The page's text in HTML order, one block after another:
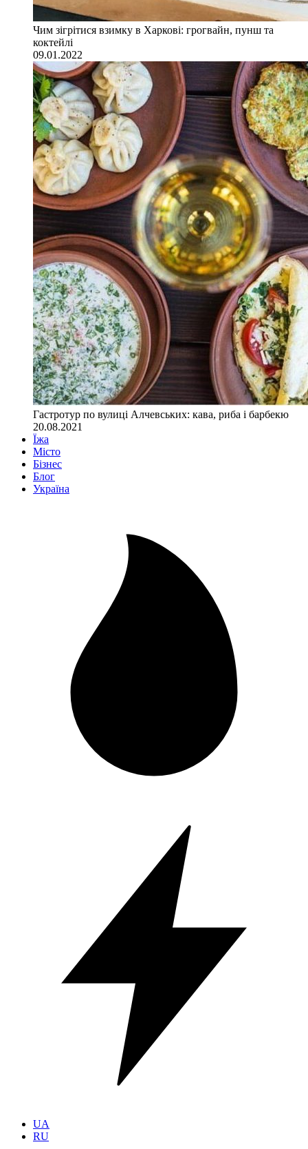
Чим зігрітися взимку в Харкові: грогвайн, пунш та
коктейлі
09.01.2022
Гастротур по вулиці Алчевських: кава, риба і барбекю
20.08.2021
Їжа
Місто
Бізнес
Блог
Україна
UA
RU